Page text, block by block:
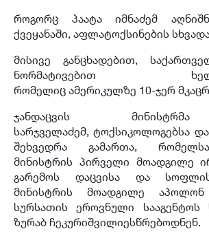
როგორც პაატა იმნაძემ
ქვეყანაში, აფლატოქსინების
მისივე განცხადებით,
ნორმატივებით
რომელიც ამერიკულზე 10-ჯერ
ჯანდაცვის
სარჯველაძემ, ტოქსიკოლოგებსა
შეხვედრა გამართა,
მინისტრის პირველი მოადგილე
გარემოს დაცვისა და
მინისტრის მოადგილე
სურსათის ეროვნული სააგენტოს
ზურაბ ჩეკურიშვილიესწრებოდნენ.